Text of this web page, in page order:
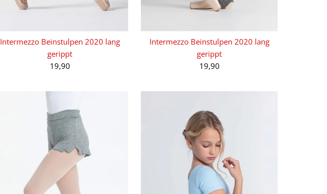
Intermezzo Beinstulpen 2020 lang
gerippt
19,90
Intermezzo Beinstulpen 2020 lang
gerippt
19,90